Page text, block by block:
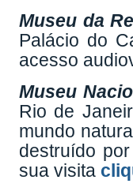
Museu da
Palácio do
acesso
Museu
Rio de
mundo
destruído
sua visita